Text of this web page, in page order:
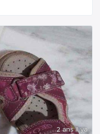
2 ans Il ya